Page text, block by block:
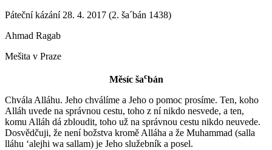
Páteční kázání 28. 4. 2017 (2. ša´bán 1438)
Ahmad Ragab
Mešita v Praze
Měsíc šacbán
Chvála Alláhu. Jeho chválíme a Jeho o pomoc prosíme. Ten, koho
Alláh uvede na správnou cestu, toho z ní nikdo nesvede, a ten,
komu Alláh dá zbloudit, toho už na správnou cestu nikdo neuvede.
Dosvědčuji, že není božstva kromě Alláha a že Muhammad (salla
lláhu ʻalejhi wa sallam) je Jeho služebník a posel.